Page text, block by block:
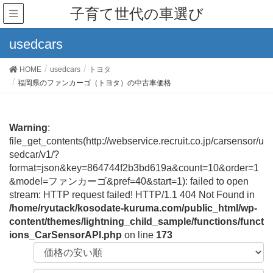
子育て世代の車選び
usedcars
HOME usedcars
トヨタ
福岡県のファンカーゴ（トヨタ）の中古車価格
Warning:
file_get_contents(http://webservice.recruit.co.jp/carsensor/u
sedcar/v1/?
format=json&key=864744f2b3bd619a&count=10&order=1
&model=ファンカーゴ&pref=40&start=1): failed to open
stream: HTTP request failed! HTTP/1.1 404 Not Found in
/home/ryutack/kosodate-kuruma.com/public_html/wp-
content/themes/lightning_child_sample/functions/funct
ions_CarSensorAPI.php on line 173